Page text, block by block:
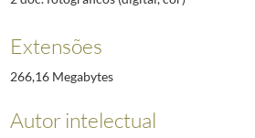
Extensões
266,16 Megabytes
Autor intelectual